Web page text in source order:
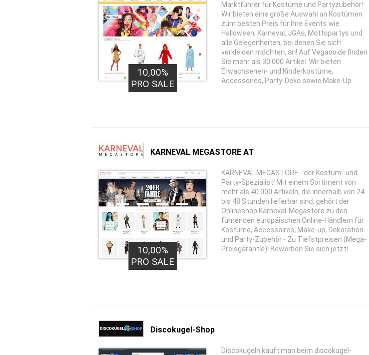
10,00%
PRO SALE
Marktführer für Kostüme und Partyzubehör!
Wir bieten eine große Auswahl an Kostümen
zum besten Preis für Ihre Events wie
Halloween, Karneval, JGAs, Mottopartys und
alle Gelegenheiten, bei denen Sie sich
verkleiden möchten, an! Auf Vegaoo.de finden
Sie mehr als 30.000 Artikel. Wir bieten
Erwachsenen- und Kinderkostüme,
Accessoires, Party-Deko sowie Make-Up.
KARNEVAL MEGASTORE AT
10,00%
PRO SALE
KARNEVAL MEGASTORE - der Kostüm- und
Party-Spezialist! Mit einem Sortiment von
mehr als 40.000 Artikeln, die innerhalb von 24
bis 48 Stunden lieferbar sind, gehört der
Onlineshop Karneval-Megastore zu den
führenden europäischen Online-Händlern für
Kostüme, Accessoires, Make-up, Dekoration
und Party-Zubehör - Zu Tiefstpreisen (Mega-
Preisgarantie)! Bewerben Sie sich jetzt!
Discokugel-Shop
Discokugeln kauft man beim discokugel-